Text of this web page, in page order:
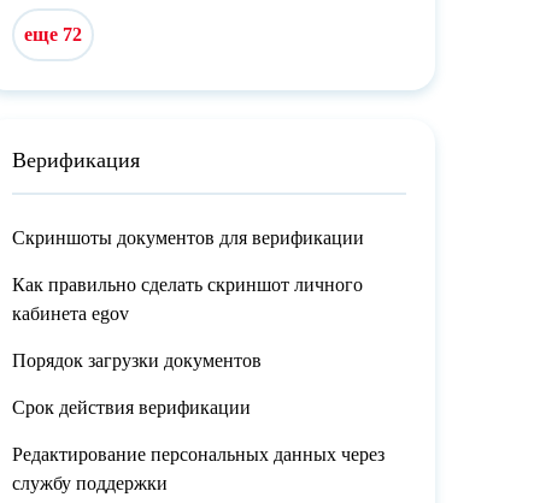
еще 72
Верификация
Скриншоты документов для верификации
Как правильно сделать скриншот личного
кабинета egov
Порядок загрузки документов
Срок действия верификации
Редактирование персональных данных через
службу поддержки